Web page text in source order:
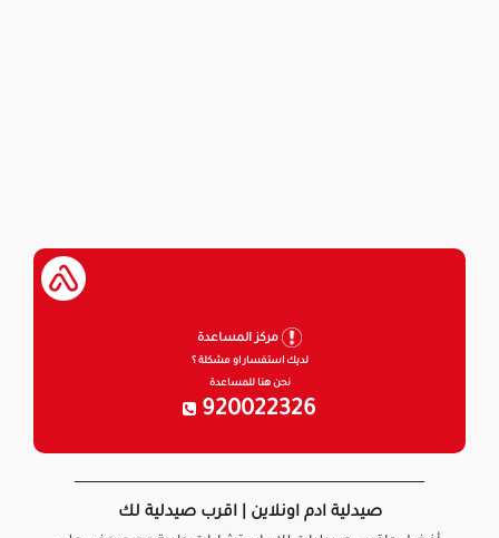
مركز المساعدة
لديك استفسار او مشكلة ؟
نحن هنا للمساعدة
920022326
صيدلية ادم اونلاين | اقرب صيدلية لك